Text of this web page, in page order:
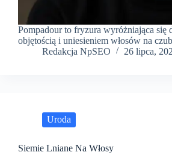
Pompadour to fryzura wyróżniająca się
objętością i uniesieniem włosów na
Redakcja NpSEO
26 lipca,
Uroda
Siemie Lniane Na Włosy